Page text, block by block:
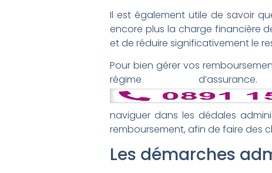
Il est également utile de savoir
encore plus la charge financière
et de réduire significativement le
Pour bien gérer vos
régime
naviguer dans les dédales
remboursement, afin de faire des
Les démarches